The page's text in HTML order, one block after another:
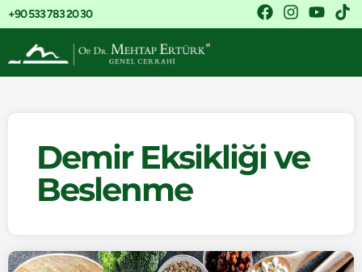
+90 533 783 20 30
Demir Eksikliği ve
Beslenme